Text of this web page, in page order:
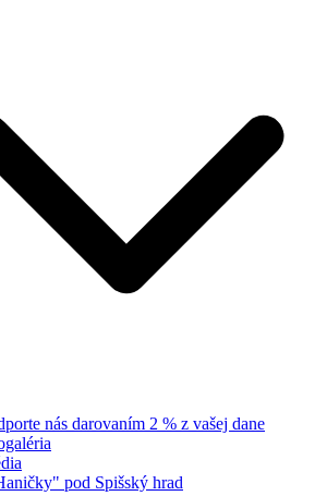
nás darovaním 2 % z vašej dane
pod Spišský hrad